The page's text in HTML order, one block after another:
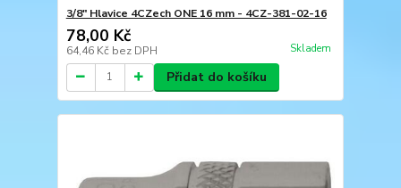
3/8" Hlavice 4CZech ONE 16 mm - 4CZ-381-02-16
78,00 Kč
64,46 Kč bez DPH Skladem
Přidat do košíku